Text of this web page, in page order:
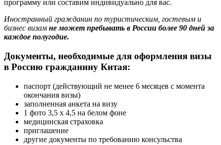
программу или составим индивидуально для вас.
Иностранный гражданин по туристическим, гостевым и
бизнес визам не может пребывать в России более 90 дней за
каждое полугодие.
Документы, необходимые для оформления визы
в Россию гражданину Китая:
паспорт (действующий не менее 6 месяцев с момента
окончания визы)
заполненная анкета на визу
1 фото 3,5 х 4,5 на белом фоне
медицинская страховка
приглашение
другие документы по требованию консульства